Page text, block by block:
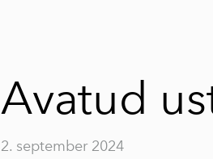
Avatud
2. september 2024